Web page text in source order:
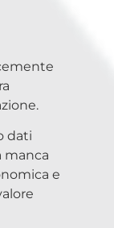
dati
manca
e